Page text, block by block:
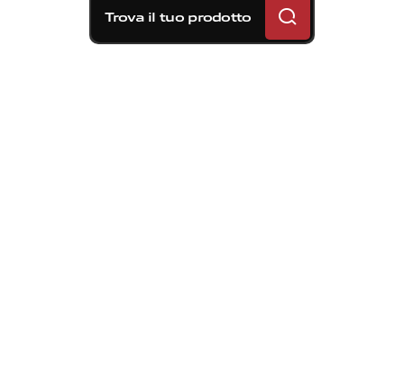
Trova il tuo prodotto